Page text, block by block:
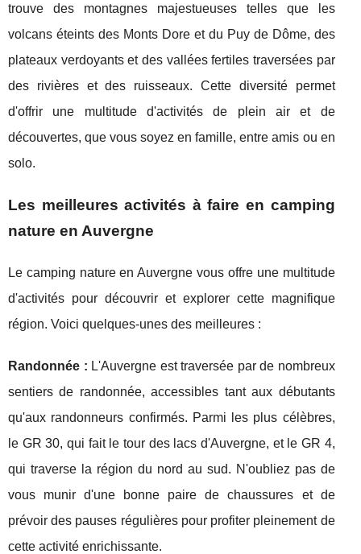
trouve des montagnes majestueuses telles que les
volcans éteints des Monts Dore et du Puy de Dôme, des
plateaux verdoyants et des vallées fertiles traversées par
des rivières et des ruisseaux. Cette diversité permet
d'offrir une multitude d'activités de plein air et de
découvertes, que vous soyez en famille, entre amis ou en
solo.
Les meilleures activités à faire en camping
nature en Auvergne
Le camping nature en Auvergne vous offre une multitude
d'activités pour découvrir et explorer cette magnifique
région. Voici quelques-unes des meilleures :
Randonnée : L'Auvergne est traversée par de nombreux
sentiers de randonnée, accessibles tant aux débutants
qu'aux randonneurs confirmés. Parmi les plus célèbres,
le GR 30, qui fait le tour des lacs d'Auvergne, et le GR 4,
qui traverse la région du nord au sud. N'oubliez pas de
vous munir d'une bonne paire de chaussures et de
prévoir des pauses régulières pour profiter pleinement de
cette activité enrichissante.